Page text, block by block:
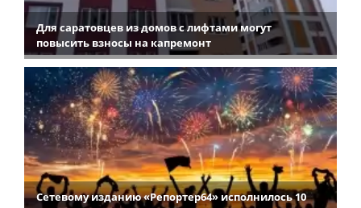
Для саратовцев из домов с лифтами могут
повысить взносы на капремонт
Сетевому изданию «Репортер64» исполнилось 10